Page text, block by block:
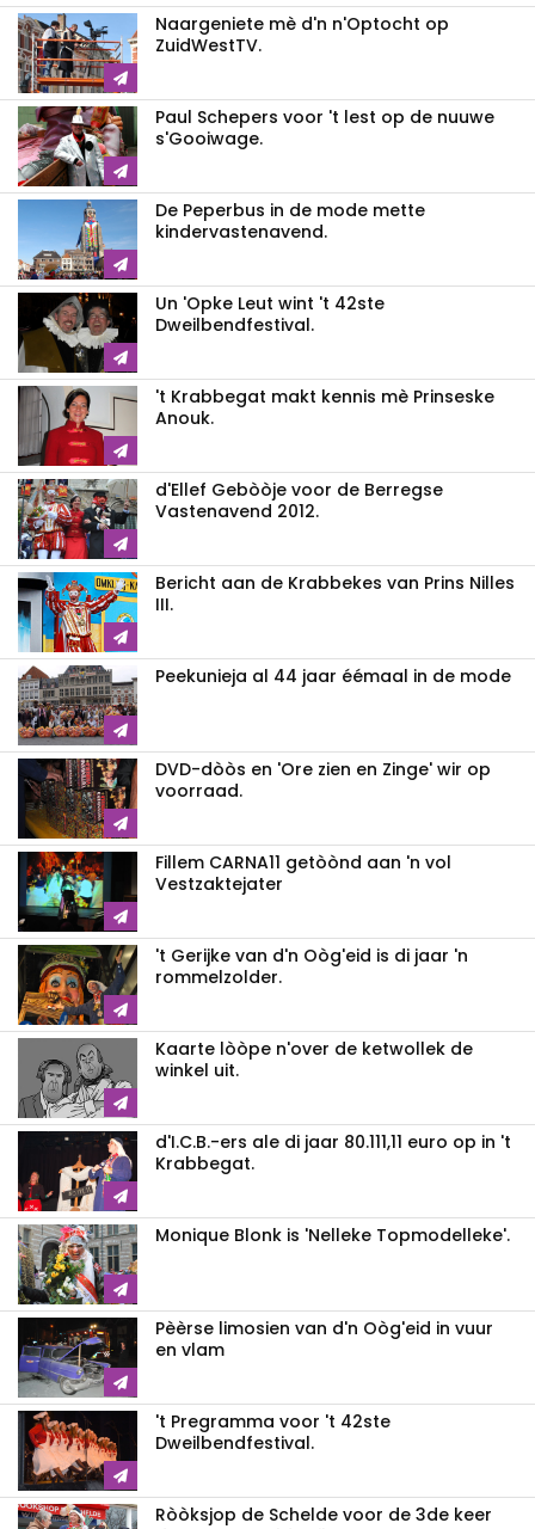
Naargeniete mè d'n n'Optocht op
ZuidWestTV.
Paul Schepers voor 't lest op de nuuwe
s'Gooiwage.
De Peperbus in de mode mette
kindervastenavend.
Un 'Opke Leut wint 't 42ste
Dweilbendfestival.
't Krabbegat makt kennis mè Prinseske
Anouk.
d'Ellef Gebòòje voor de Berregse
Vastenavend 2012.
Bericht aan de Krabbekes van Prins Nilles
III.
Peekunieja al 44 jaar éémaal in de mode
DVD-dòòs en 'Ore zien en Zinge' wir op
voorraad.
Fillem CARNA11 getòònd aan 'n vol
Vestzaktejater
't Gerijke van d'n Oòg'eid is di jaar 'n
rommelzolder.
Kaarte lòòpe n'over de ketwollek de
winkel uit.
d'I.C.B.-ers ale di jaar 80.111,11 euro op in 't
Krabbegat.
Monique Blonk is 'Nelleke Topmodelleke'.
Pèèrse limosien van d'n Oòg'eid in vuur
en vlam
't Pregramma voor 't 42ste
Dweilbendfestival.
Ròòksjop de Schelde voor de 3de keer